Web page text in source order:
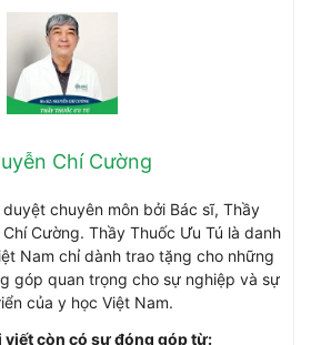
Chí Cường
chuyên môn bởi Bác sĩ, Thầy
Cường. Thầy Thuốc Ưu Tú là danh
Nam chỉ dành trao tặng cho những
góp quan trọng cho sự nghiệp và sự
của y học Việt Nam.
viết còn có sự đóng góp từ: